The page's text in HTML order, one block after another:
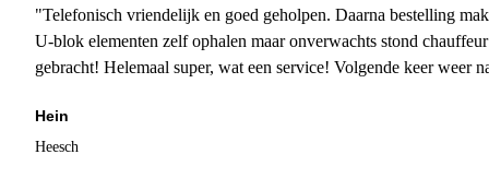
"Telefonisch vriendelijk en goed geholpen. Daarna bestelling
U-blok elementen zelf ophalen maar onverwachts stond
gebracht! Helemaal super, wat een service! Volgende keer weer
Hein
Heesch